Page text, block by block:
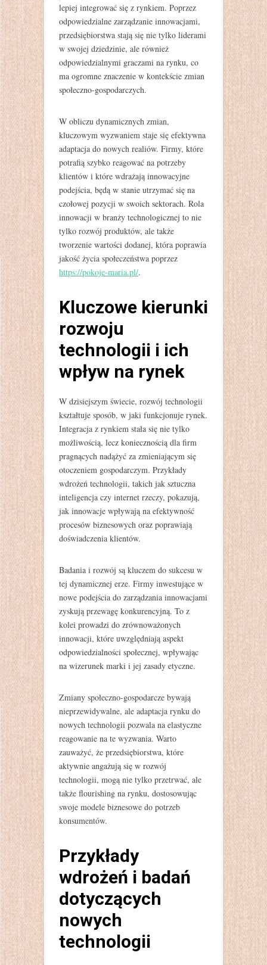
lepiej integrować się z rynkiem. Poprzez
odpowiedzialne zarządzanie innowacjami,
przedsiębiorstwa stają się nie tylko liderami
w swojej dziedzinie, ale również
odpowiedzialnymi graczami na rynku, co
ma ogromne znaczenie w kontekście zmian
społeczno-gospodarczych.
W obliczu dynamicznych zmian,
kluczowym wyzwaniem staje się efektywna
adaptacja do nowych realiów. Firmy, które
potrafią szybko reagować na potrzeby
klientów i które wdrażają innowacyjne
podejścia, będą w stanie utrzymać się na
czołowej pozycji w swoich sektorach. Rola
innowacji w branży technologicznej to nie
tylko rozwój produktów, ale także
tworzenie wartości dodanej, która poprawia
jakość życia społeczeństwa poprzez
https://pokoje-maria.pl/.
Kluczowe kierunki
rozwoju
technologii i ich
wpływ na rynek
W dzisiejszym świecie, rozwój technologii
kształtuje sposób, w jaki funkcjonuje rynek.
Integracja z rynkiem stała się nie tylko
możliwością, lecz koniecznością dla firm
pragnących nadążyć za zmieniającym się
otoczeniem gospodarczym. Przykłady
wdrożeń technologii, takich jak sztuczna
inteligencja czy internet rzeczy, pokazują,
jak innowacje wpływają na efektywność
procesów biznesowych oraz poprawiają
doświadczenia klientów.
Badania i rozwój są kluczem do sukcesu w
tej dynamicznej erze. Firmy inwestujące w
nowe podejścia do zarządzania innowacjami
zyskują przewagę konkurencyjną. To z
kolei prowadzi do zrównoważonych
innowacji, które uwzględniają aspekt
odpowiedzialności społecznej, wpływając
na wizerunek marki i jej zasady etyczne.
Zmiany społeczno-gospodarcze bywają
nieprzewidywalne, ale adaptacja rynku do
nowych technologii pozwala na elastyczne
reagowanie na te wyzwania. Warto
zauważyć, że przedsiębiorstwa, które
aktywnie angażują się w rozwój
technologii, mogą nie tylko przetrwać, ale
także flourishing na rynku, dostosowując
swoje modele biznesowe do potrzeb
konsumentów.
Przykłady
wdrożeń i badań
dotyczących
nowych
technologii